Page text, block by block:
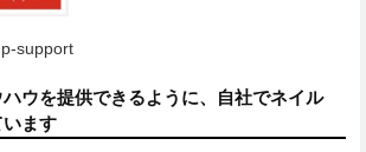
support
ウを提供できるように、自社でネイル
ます